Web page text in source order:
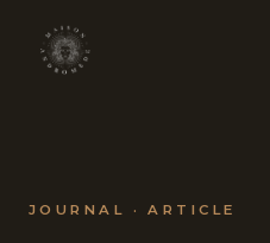
JOURNAL · ARTICLE